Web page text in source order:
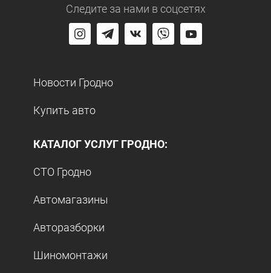
Следите за нами в соцсетях
Новости Гродно
Купить авто
КАТАЛОГ УСЛУГ ГРОДНО:
СТО Гродно
Автомагазины
Авторазборки
Шиномонтажи